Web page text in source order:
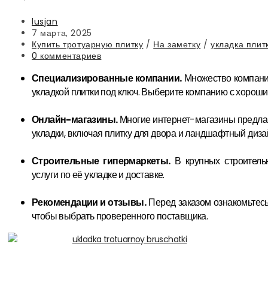
Автор
записи:
lusjan
Запись
опубликована:
7 марта, 2025
Рубрика
записи:
Купить тротуарную плитку / На заметку / укладка
Комментарии
записи:
0 комментариев
Специализированные компании.Множество
укладкой плитки под ключ. Выберите компанию с
Онлайн-магазины.Многие интернет-магазины
укладки, включая плитку для двора и ландшафтный
Строительные гипермаркеты.В крупных
услуги по её укладке и доставке.
Рекомендации и отзывы.Перед заказом
чтобы выбрать проверенного поставщика.